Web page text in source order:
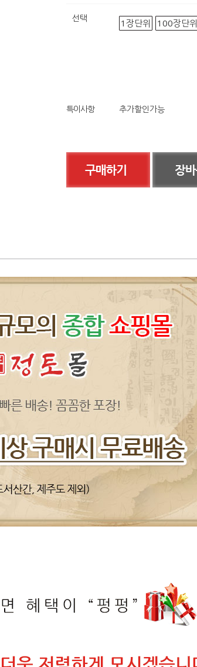
선택 1장단위 100장단위
특이사항 추가할인가능